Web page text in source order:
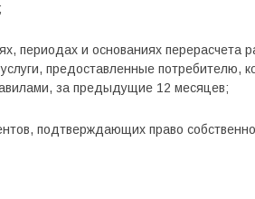
периодах и основаниях перерасчета
предоставленные потребителю,
за предыдущие 12 месяцев;
подтверждающих право